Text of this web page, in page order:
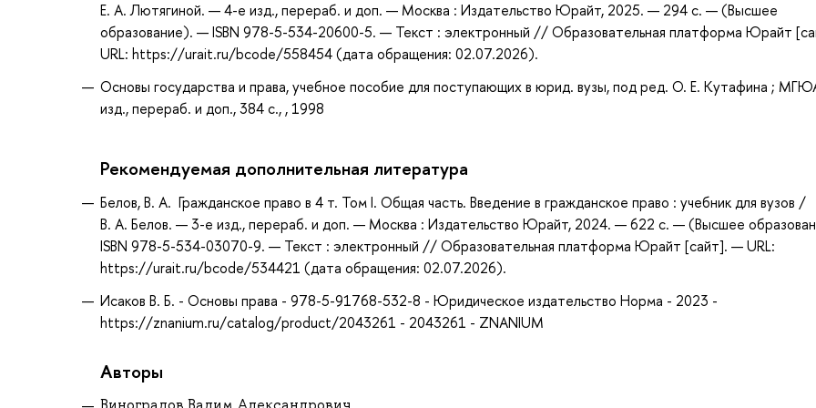
Е. А. Лютягиной. — 4-е изд., перераб. и доп. — Москва : Издательство Юрайт, 2025. — 294 с. — (Высшее
образование). — ISBN 978-5-534-20600-5. — Текст : электронный // Образовательная платформа Юрайт
URL: https://urait.ru/bcode/558454 (дата обращения: 02.07.2026).
Основы государства и права, учебное пособие для поступающих в юрид. вузы, под ред. О. Е. Кутафина ;
изд., перераб. и доп., 384 с., , 1998
Рекомендуемая дополнительная литература
Белов, В. А. Гражданское право в 4 т. Том I. Общая часть. Введение в гражданское право : учебник для вузов /
В. А. Белов. — 3-е изд., перераб. и доп. — Москва : Издательство Юрайт, 2024. — 622 с. — (Высшее
ISBN 978-5-534-03070-9. — Текст : электронный // Образовательная платформа Юрайт [сайт]. — URL:
https://urait.ru/bcode/534421 (дата обращения: 02.07.2026).
Исаков В. Б. - Основы права - 978-5-91768-532-8 - Юридическое издательство Норма - 2023 -
https://znanium.ru/catalog/product/2043261 - 2043261 - ZNANIUM
Авторы